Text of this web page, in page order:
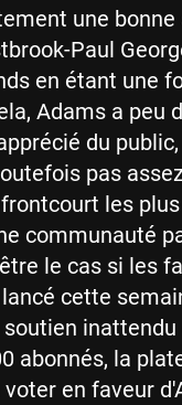
une bonne
Paul
en étant une
Adams a peu
du
pas
les
communauté
le cas si les
cette
abonnés, la
en faveur